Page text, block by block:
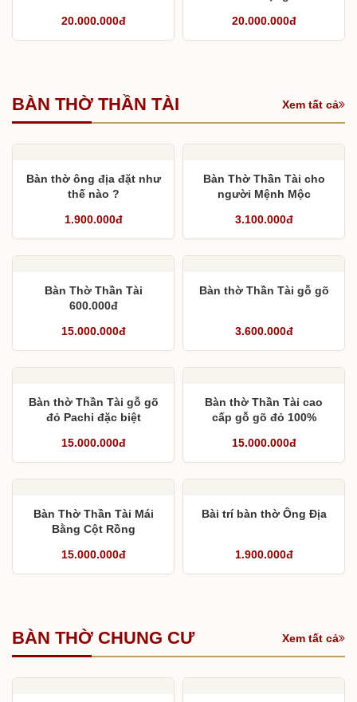
20.000.000đ
20.000.000đ
BÀN THỜ THẦN TÀI Xem tất cả
Bàn thờ ông địa đặt như
thế nào ?
1.900.000đ
Bàn Thờ Thần Tài cho
người Mệnh Mộc
3.100.000đ
Bàn Thờ Thần Tài
600.000đ
15.000.000đ
Bàn thờ Thần Tài gỗ gõ
3.600.000đ
Bàn thờ Thần Tài gỗ gõ
đỏ Pachi đặc biệt
15.000.000đ
Bàn thờ Thần Tài cao
cấp gỗ gõ đỏ 100%
15.000.000đ
Bàn Thờ Thần Tài Mái
Bằng Cột Rồng
15.000.000đ
Bài trí bàn thờ Ông Địa
1.900.000đ
BÀN THỜ CHUNG CƯ Xem tất cả